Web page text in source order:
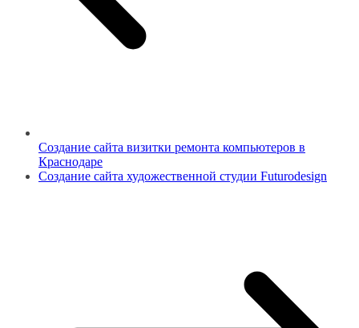
Создание сайта визитки ремонта компьютеров в
Краснодаре
Создание сайта художественной студии Futurodesign